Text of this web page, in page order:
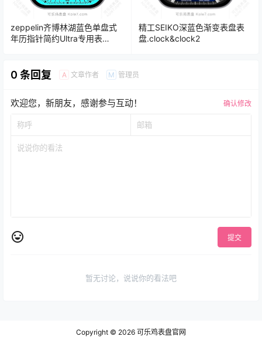
zeppelin齐博林湖蓝色单盘式
年历指针简约Ultra专用表
精工SEIKO深蓝色渐变表盘表
盘.clock&clock2
0 条回复 A 文章作者 M 管理员
欢迎您，新朋友，感谢参与互动！ 确认修改
提交
暂无讨论，说说你的看法吧
Copyright © 2026 可乐鸡表盘官网